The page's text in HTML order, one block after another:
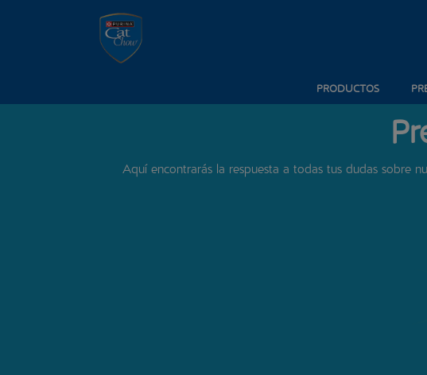
Menú secundario Cat Chow
PRODUCTOS
Aquí encontrarás la respuesta a todas tus dudas sobre